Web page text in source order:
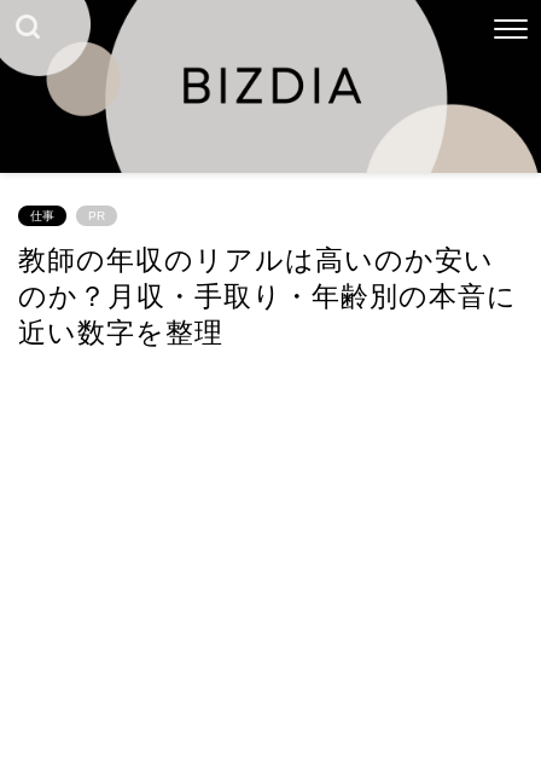
仕事 PR
教師の年収のリアルは高いのか安い
のか？月収・手取り・年齢別の本音に
近い数字を整理